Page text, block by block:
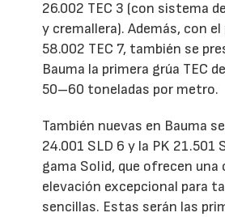
26.002 TEC 3 (con sistema
y cremallera). Además, con
58.002 TEC 7, también se
Bauma la primera grúa TEC
50–60 toneladas por metro.
También nuevas en Bauma
24.001 SLD 6 y la PK 21.501
gama Solid, que ofrecen una
elevación excepcional para
sencillas. Estas serán las